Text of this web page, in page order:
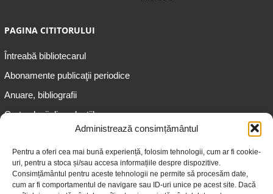
Administrează consimțământul
Pentru a oferi cea mai bună experiență, folosim tehnologii, cum ar fi cookie-
uri, pentru a stoca și/sau accesa informațiile despre dispozitive.
Consimțământul pentru aceste tehnologii ne permite să procesăm date,
cum ar fi comportamentul de navigare sau ID-uri unice pe acest site. Dacă
PAGINA CITITORULUI
Întreabă bibliotecarul
Abonamente publicaţii periodice
Anuare, bibliografii
Cartea lunii din colecțiile
Informații pentru adolescenți
Informații pentru adulți